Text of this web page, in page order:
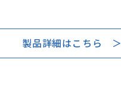
製品詳細はこちら ＞